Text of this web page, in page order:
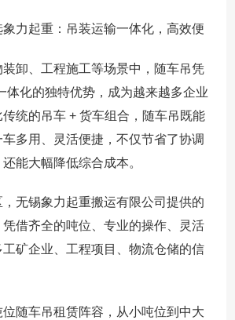
力起重：吊装运输一体化，高效便
卸、工程施工等场景中，随车吊凭
体化的独特优势，成为越来越多企业
统的吊车 + 货车组合，随车吊既能
多用、灵活便捷，不仅节省了协调
能大幅降低综合成本。
无锡象力起重搬运有限公司提供的
借齐全的吨位、专业的操作、灵活
矿企业、工程项目、物流仓储的信
随车吊租赁阵容，从小吨位到中大